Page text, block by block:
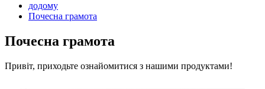
додому
Почесна грамота
Почесна грамота
Привіт, приходьте ознайомитися з нашими продуктами!